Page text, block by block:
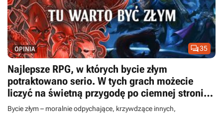
35
OPINIA
Najlepsze RPG, w których bycie złym
potraktowano serio. W tych grach możecie
liczyć na świetną przygodę po ciemnej stronie
Mocy
Bycie złym – moralnie odpychające, krzywdzące innych,